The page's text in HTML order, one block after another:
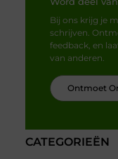
CATEGORIEËN
Bij ons krijg je
schrijven.
feedback, en
van anderen.
Ontmoet